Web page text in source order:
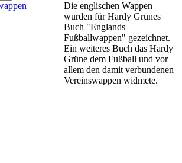
Die englischen Wappen
wurden für Hardy Grünes
Buch "Englands
Fußballwappen" gezeichnet.
Ein weiteres Buch das Hardy
Grüne dem Fußball und vor
allem den damit verbundenen
Vereinswappen widmete.